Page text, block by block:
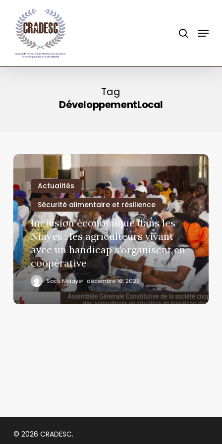
main
content
Menu
Tag
DéveloppementLocal
Actualités
Sécurité alimentaire et résilience
Inclusion économique dans les
Niayes : les agriculteurs vivant
avec un handicap s’organisent en
coopérative
Socé Ndiaye décembre 16, 2025
© 2026 CRADESC.